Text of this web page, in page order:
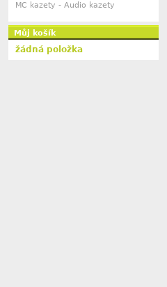
MC kazety - Audio kazety
Můj košík
žádná položka